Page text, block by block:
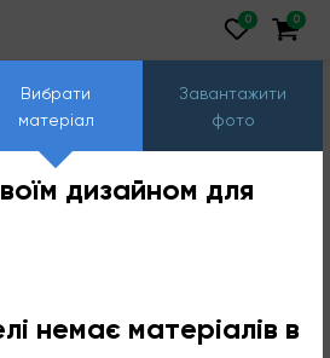
Вибрати
матеріал
Завантажити
фото
дизайном для
немає матеріалів в